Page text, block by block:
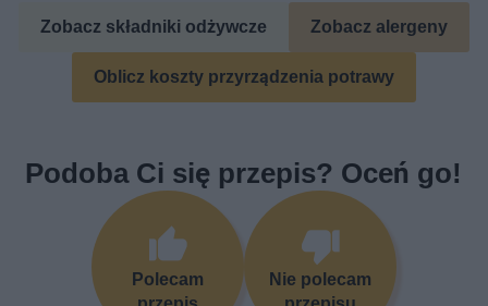
Zobacz składniki odżywcze Zobacz alergeny
Oblicz koszty przyrządzenia potrawy
Podoba Ci się przepis? Oceń go!
Polecam
Nie polecam